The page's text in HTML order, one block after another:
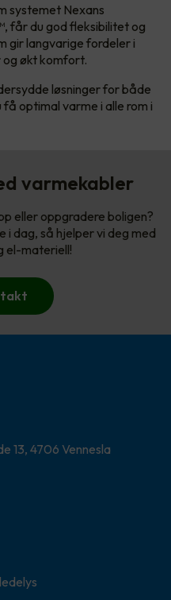
systemet Nexans
får du god fleksibilitet og
gir langvarige fordeler i
økt komfort.
løsninger for både
optimal varme i alle rom i
varmekabler
eller oppgradere boligen?
i dag, så hjelper vi deg med
el-materiell!
13, 4706 Vennesla